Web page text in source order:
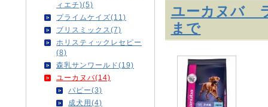
ィエチ)(5)
プライムケイズ(11)
ブリスミックス(7)
ホリスティックレセピー
(8)
森乳サンワールド(19)
ユーカヌバ(14)
パピー(3)
成犬用(4)
ユーカヌバ
まで